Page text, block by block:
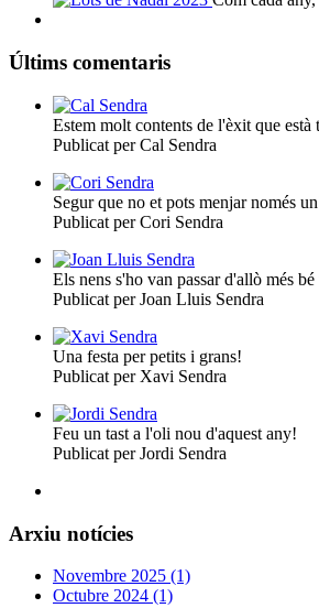
Últims comentaris
Estem molt contents de l'èxit que
Publicat per Cal Sendra
Segur que no et pots menjar només
Publicat per Cori Sendra
Els nens s'ho van passar d'allò més
Publicat per Joan Lluis Sendra
Una festa per petits i grans!
Publicat per Xavi Sendra
Feu un tast a l'oli nou d'aquest any!
Publicat per Jordi Sendra
Arxiu notícies
Novembre 2025 (1)
Octubre 2024 (1)